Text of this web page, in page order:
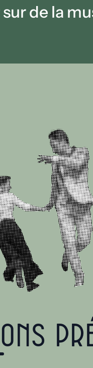
de la